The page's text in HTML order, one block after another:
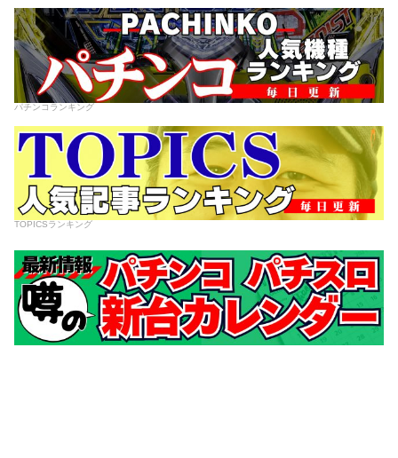
パチンコランキング
TOPICSランキング